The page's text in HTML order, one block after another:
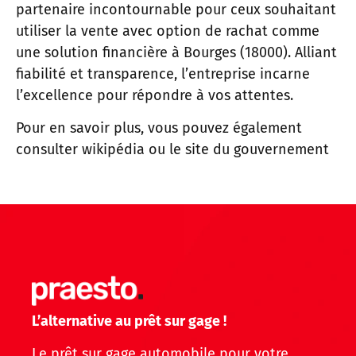
partenaire incontournable pour ceux souhaitant
utiliser la vente avec option de rachat comme
une solution financière à Bourges (18000). Alliant
fiabilité et transparence, l’entreprise incarne
l’excellence pour répondre à vos attentes.
Pour en savoir plus, vous pouvez également
consulter wikipédia ou le site du gouvernement
L’alternative au prêt sur gage !